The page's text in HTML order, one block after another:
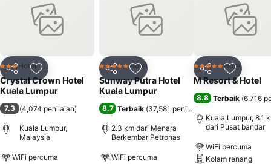
Kongsi Tambah ke favorit
3 Bintang
Hotel
Crystal Crown Hotel
Kuala Lumpur
7.3 (4,074 penilaian)
Kuala Lumpur,
Malaysia
WiFi percuma
Kongsi Tambah ke favorit
5 BintangHotel
Sunway Putra Hotel
Kuala Lumpur
8.7 Terbaik (37,581 penilaian
2.3 km dari Menara
Berkembar Petronas
WiFi percuma
Kongsi Tambah
5 BintangHotel
M Resort & Hotel
8.8 Terbaik (6,716
Kuala Lumpur, 8.1
dari Pusat bandar
WiFi percuma
Kolam renang